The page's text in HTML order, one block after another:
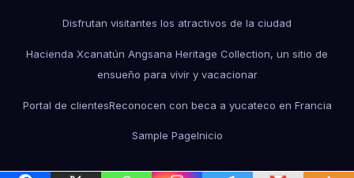
Disfrutan visitantes los atractivos de la ciudad
Hacienda Xcanatún Angsana Heritage Collection, un sitio de
ensueño para vivir y vacacionar
Portal de clientesReconocen con beca a yucateco en Francia
Sample PageInicio